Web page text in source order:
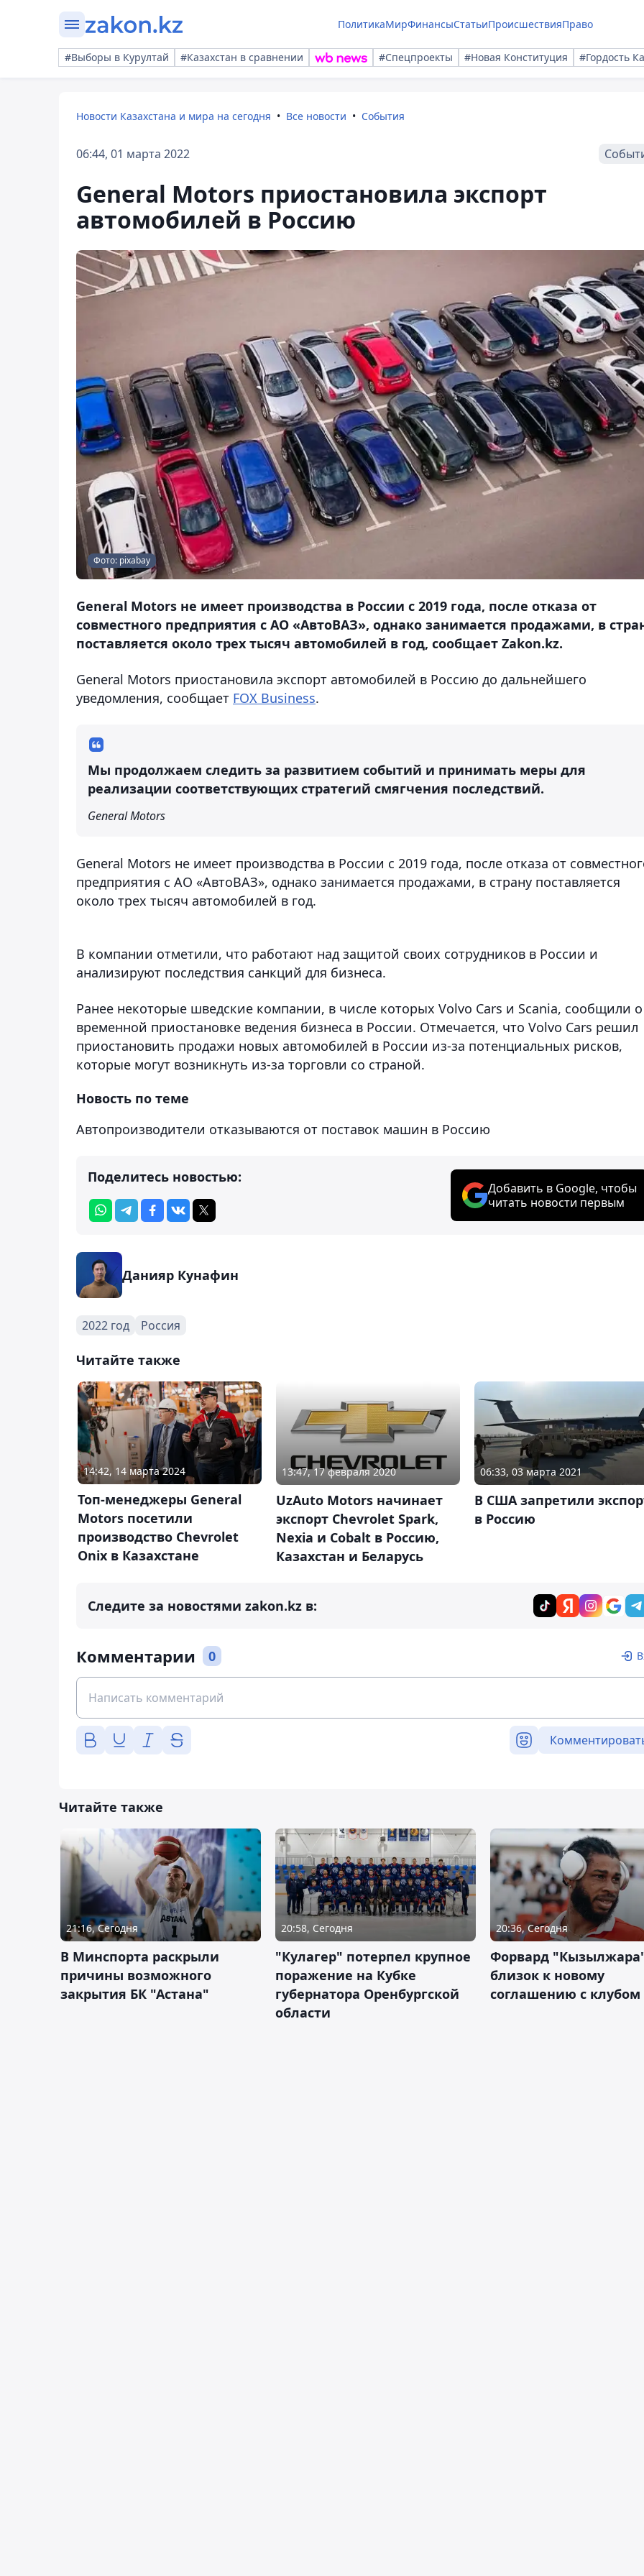
ПолитикаМирФинансыСтатьиПроисшествияПраво
#Выборы в Курултай #Казахстан в сравнении #Спецпроекты #Новая Конституция #Гордость
Новости Казахстана и мира на сегодня Все новости События
06:44, 01 марта 2022
General Motors приостановила экспорт
автомобилей в Россию
Фото: pixabay
General Motors не имеет производства в России с 2019 года, после отказа от
совместного предприятия с АО «АвтоВАЗ», однако занимается продажами, в
поставляется около трех тысяч автомобилей в год, сообщает Zakon.kz.
General Motors приостановила экспорт автомобилей в Россию до дальнейшего
уведомления, сообщает FOX Business.
Мы продолжаем следить за развитием событий и принимать меры для
реализации соответствующих стратегий смягчения последствий.
General Motors
General Motors не имеет производства в России с 2019 года, после отказа от
предприятия с АО «АвтоВАЗ», однако занимается продажами, в страну поставляется
около трех тысяч автомобилей в год.
В компании отметили, что работают над защитой своих сотрудников в России и
анализируют последствия санкций для бизнеса.
Ранее некоторые шведские компании, в числе которых Volvo Cars и Scania, сообщили о
временной приостановке ведения бизнеса в России. Отмечается, что Volvo Cars решил
приостановить продажи новых автомобилей в России из-за потенциальных рисков,
которые могут возникнуть из-за торговли со страной.
Новость по теме
Автопроизводители отказываются от поставок машин в Россию
Поделитесь новостью:
Добавить в Google, чтобы
читать новости первым
Данияр Кунафин
2022 год Россия
Читайте также
14:42, 14 марта 2024
Топ-менеджеры General
Motors посетили
производство Chevrolet
Onix в Казахстане
13:47, 17 февраля 2020
UzAuto Motors начинает
экспорт Chevrolet Spark,
Nexia и Cobalt в Россию,
Казахстан и Беларусь
06:33, 03 марта 2021
В США запретили
в Россию
Следите за новостями zakon.kz в:
Комментарии 0
Читайте также
21:16, Сегодня
В Минспорта раскрыли
причины возможного
закрытия БК "Астана"
20:58, Сегодня
"Кулагер" потерпел крупное
поражение на Кубке
губернатора Оренбургской
области
20:36, Сегодня
Форвард
близок к новому
соглашению с клубом